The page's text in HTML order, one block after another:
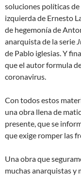
soluciones políticas
izquierda de Ernesto
de hegemonía de
anarquista de la serie
de Pablo iglesias. Y
que el autor formula
coronavirus.
Con todos estos
una obra llena de
presente, que se
que exige romper las
Una obra que
muchas anarquistas y